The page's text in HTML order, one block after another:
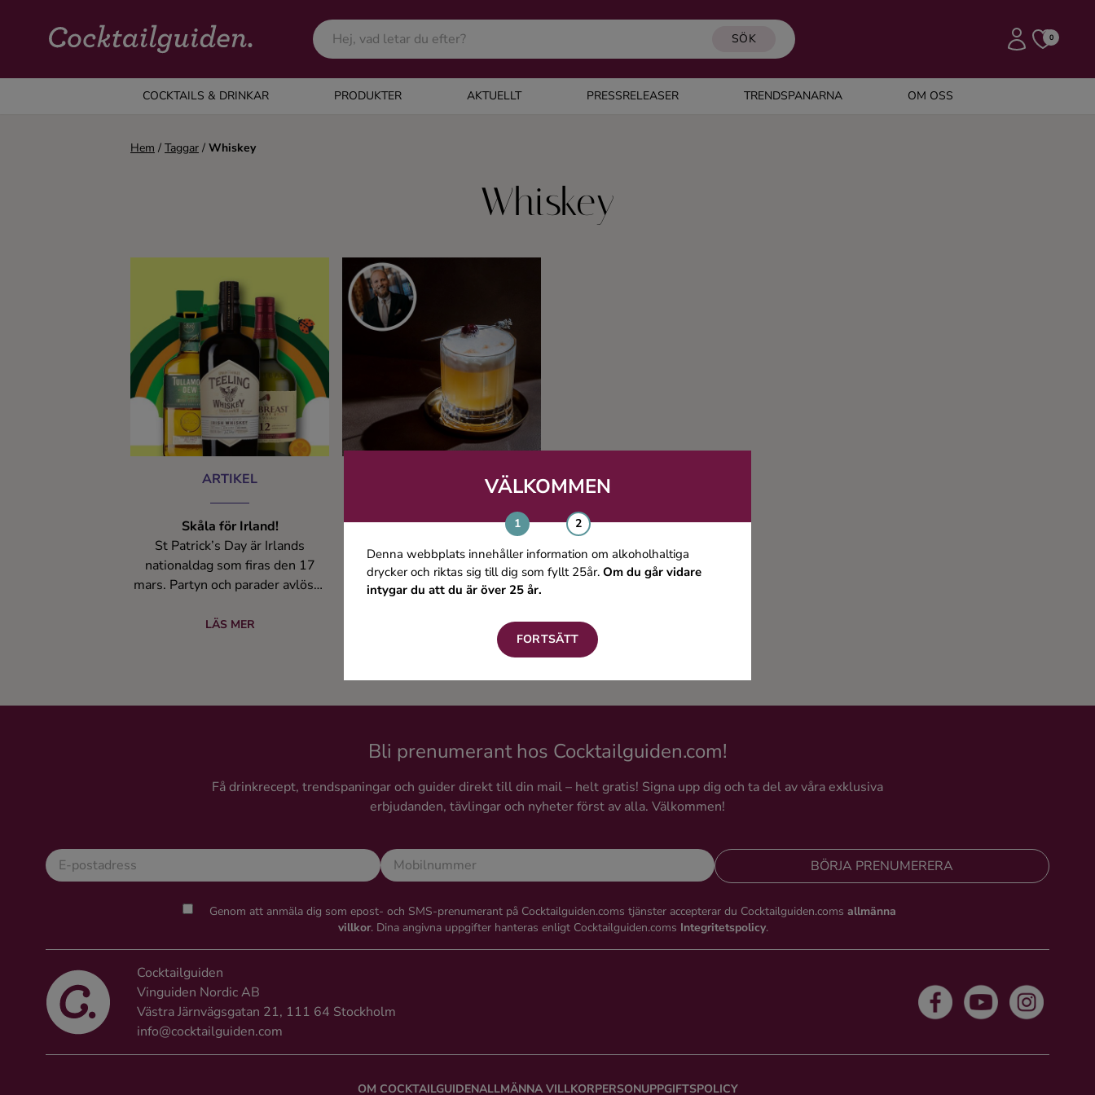
SÖK 0
COCKTAILS & DRINKAR PRODUKTER AKTUELLT PRESSRELEASER TRENDSPANARNA OM OSS
COCKTAILS & DRINKAR
Alla cocktails & drinkar
Whisky
VÄLKOMMEN
Denna webbplats innehåller information om alkoholhaltiga
drycker och riktas sig till dig som fyllt 25år. Om du går vidare
intygar du att du är över 25 år.
FORTSÄTT
Hem / Taggar / Whiskey
Whiskey
ARTIKEL
Skåla för Irland!
St Patrick’s Day är Irlands
nationaldag som firas den 17
mars. Partyn och parader avlöser
”den gröna ön” med ett glas
LÄS MER
En perfekt whiskey sour – så
lyckas du!
Redan på 1700-talet började
brittiska sjömän blanda sprit med
för nöjes skull, utan som en
medicinsk lösning. Idag är
Whiskey Sour en av de verkligt
klassiska drinkarna,
Cocktailguiden tog därför hjälp av
Bli prenumerant hos Cocktailguiden.com!
Få drinkrecept, trendspaningar och guider direkt till din mail – helt gratis! Signa upp dig och ta del av våra exklusiva
erbjudanden, tävlingar och nyheter först av alla. Välkommen!
BÖRJA PRENUMERERA
Genom att anmäla dig som epost- och SMS-prenumerant på Cocktailguiden.coms tjänster accepterar du Cocktailguiden.coms allmänna
villkor. Dina angivna uppgifter hanteras enligt Cocktailguiden.coms Integritetspolicy.
Cocktailguiden
Vinguiden Nordic AB
Västra Järnvägsgatan 21, 111 64 Stockholm
info@cocktailguiden.com
OM COCKTAILGUIDENALLMÄNNA VILLKORPERSONUPPGIFTSPOLICY